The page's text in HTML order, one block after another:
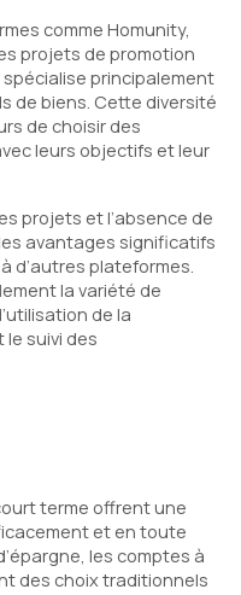
comme Homunity,
projets de promotion
spécialise principalement
de biens. Cette diversité
de choisir des
leurs objectifs et leur
projets et l’absence de
avantages significatifs
d’autres plateformes.
la variété de
de la
suivi des
terme offrent une
et en toute
les comptes à
des choix traditionnels